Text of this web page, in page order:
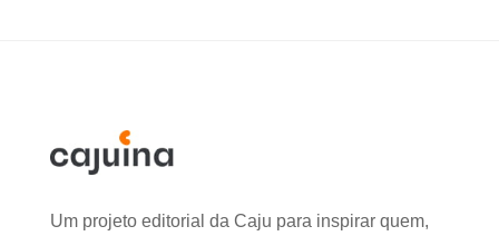
Um projeto editorial da Caju para inspirar quem,